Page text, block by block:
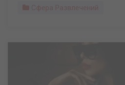
Сфера Развлечений